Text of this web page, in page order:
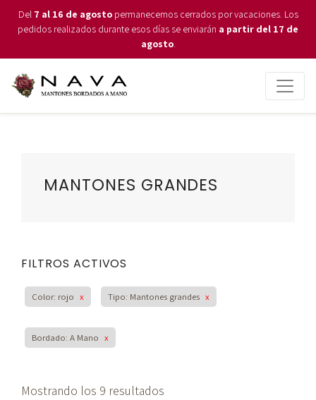
Del 7 al 16 de agostopermanecemos cerrados por vacaciones. Los
pedidos realizados durante esos días se enviarán a partir del 17 de
agosto.
MANTONES GRANDES
FILTROS ACTIVOS
Color: rojo x Tipo: Mantones grandes x
Bordado: A Mano x
Mostrando los 9 resultados